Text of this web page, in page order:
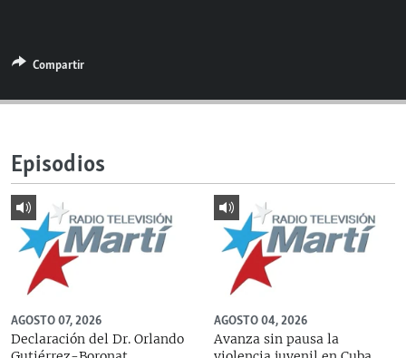
Compartir
Episodios
AGOSTO 07, 2026
Declaración del Dr. Orlando
AGOSTO 04, 2026
Avanza sin pausa la